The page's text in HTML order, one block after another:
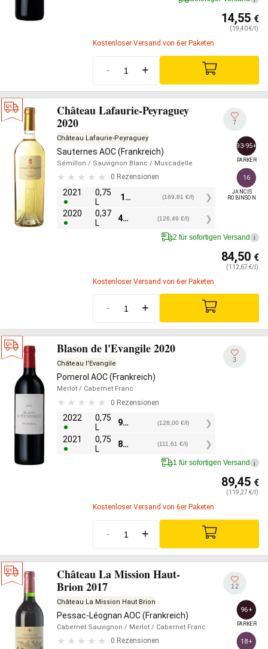
14,55 €
(19,40 €/l)
Kostenloser Versand von 6er Paketen
- +
Château Lafaurie-Peyraguey
2020
Château Lafaurie-Peyraguey
Sauternes AOC (Frankreich)
Sémillon / Sauvignon Blanc / Muscadelle
0 Rezensionen
2021
0,75
L
127,35 (169,81 €/l)
2020
0,37
L
46,80 (126,49 €/l)
7
93-95+
PARKER
16
JANCIS
ROBINSON
2 für sofortigen Versand i
84,50 €
(112,67 €/l)
Kostenloser Versand von 6er Paketen
- +
Blason de l'Evangile 2020
Château l'Evangile
Pomerol AOC (Frankreich)
Merlot / Cabernet Franc
0 Rezensionen
2022
0,75
L
96,00 (128,00 €/l)
2021
0,75
L
83,70 (111,61 €/l)
3
1 für sofortigen Versand i
89,45 €
(119,27 €/l)
Kostenloser Versand von 6er Paketen
- +
Château La Mission Haut-
Brion 2017
Château La Mission Haut Brion
Pessac-Léognan AOC (Frankreich)
Cabernet Sauvignon / Merlot / Cabernet Franc
0 Rezensionen
12
96+
PARKER
18+